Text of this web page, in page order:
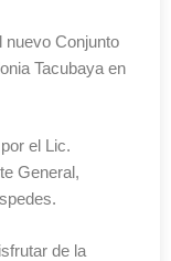
nuevo Conjunto
Tacubaya en
el Lic.
General,
de la